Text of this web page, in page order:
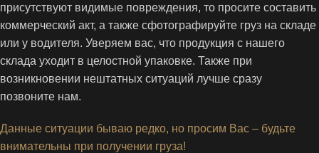
присутствуют видимые повреждения, то просите составить
коммерческий акт, а также сфотографируйте груз на складе
или у водителя. Уверяем вас, что продукция с нашего
склада уходит в целостной упаковке. Также при
возникновении нештатных ситуаций лучше сразу
позвоните нам.
Данные ситуации бываю редко, но просим Вас – будьте
внимательны при получении груза!